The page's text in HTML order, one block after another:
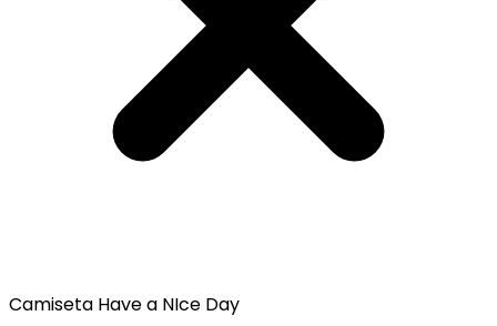
Camiseta Have a NIce Day